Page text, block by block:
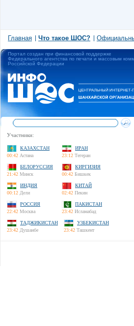
Главная Что такое ШОС?
Портал создан при финансовой поддержке
Федерального агентства по печати и массовым
Российской Федерации
Участники:
КАЗАХСТАН
00:42 Астана
ИРАН
23:12 Тегеран
БЕЛОРУССИЯ
21:42 Минск
КИРГИЗИЯ
00:42 Бишкек
ИНДИЯ
00:12 Дели
КИТАЙ
02:42 Пекин
РОССИЯ
22:42 Москва
ПАКИСТАН
23:42 Исламабад
ТАДЖИКИСТАН
23:42 Душанбе
УЗБЕКИСТАН
23:42 Ташкент